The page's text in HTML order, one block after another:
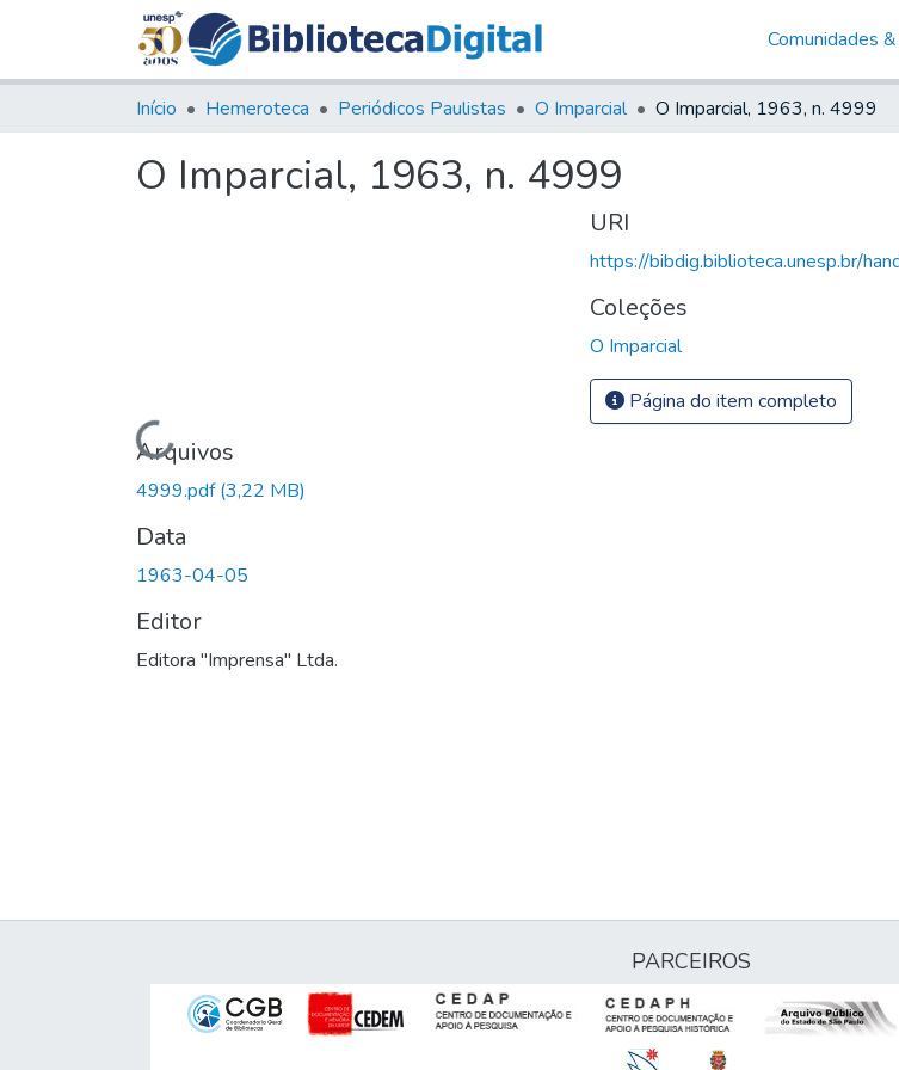
Comunidades
Início Hemeroteca Periódicos Paulistas O Imparcial O Imparcial, 1963, n. 4999
O Imparcial, 1963, n. 4999
Carregando...
Arquivos
4999.pdf(3,22 MB)
Data
1963-04-05
Editor
Editora "Imprensa" Ltda.
URI
https://bibdig.biblioteca.unesp.br/
Coleções
O Imparcial
Página do item completo
PARCEIROS